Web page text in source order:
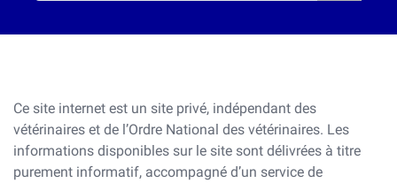
Ce site internet est un site privé, indépendant des
vétérinaires et de l’Ordre National des vétérinaires. Les
informations disponibles sur le site sont délivrées à titre
purement informatif, accompagné d’un service de